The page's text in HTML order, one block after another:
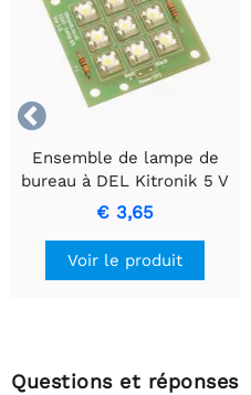

Ensemble de lampe de
bureau à DEL Kitronik 5 V
€ 3,65
Voir le produit
Questions et réponses